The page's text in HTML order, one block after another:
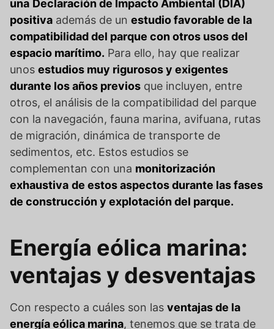
una Declaración de Impacto Ambiental (DIA)
positiva además de un estudio favorable de la
compatibilidad del parque con otros usos del
espacio marítimo. Para ello, hay que realizar
unos estudios muy rigurosos y exigentes
durante los años previos que incluyen, entre
otros, el análisis de la compatibilidad del parque
con la navegación, fauna marina, avifuana, rutas
de migración, dinámica de transporte de
sedimentos, etc. Estos estudios se
complementan con una monitorización
exhaustiva de estos aspectos durante las fases
de construcción y explotación del parque.
Energía eólica marina:
ventajas y desventajas
Con respecto a cuáles son las ventajas de la
energía eólica marina, tenemos que se trata de